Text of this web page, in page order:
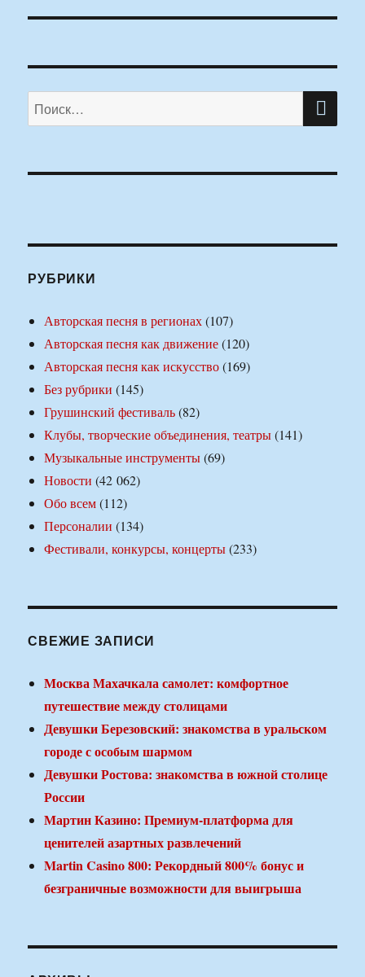
Искать:
РУБРИКИ
Авторская песня в регионах(107)
Авторская песня как движение(120)
Авторская песня как искусство(169)
Без рубрики (145)
Грушинский фестиваль(82)
Клубы, творческие объединения, театры(141)
Музыкальные инструменты(69)
Новости (42 062)
Обо всем(112)
Персоналии (134)
Фестивали, конкурсы, концерты(233)
СВЕЖИЕ ЗАПИСИ
Москва Махачкала самолет: комфортное
путешествие между столицами
Девушки Березовский: знакомства в уральском
городе с особым шармом
Девушки Ростова: знакомства в южной столице
России
Мартин Казино: Премиум-платформа для
ценителей азартных развлечений
Martin Casino 800: Рекордный 800% бонус и
безграничные возможности для выигрыша